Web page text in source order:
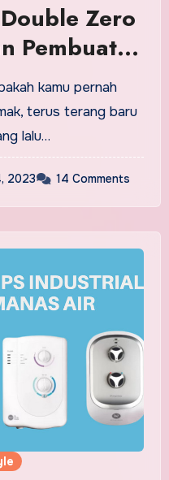
Zero
Pembuat
kamu pernah
terus terang baru
lalu…
2023 14 Comments